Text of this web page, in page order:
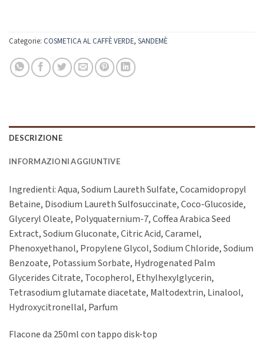
Categorie: COSMETICA AL CAFFÈ VERDE, SANDEMÈ
DESCRIZIONE
INFORMAZIONI AGGIUNTIVE
Ingredienti: Aqua, Sodium Laureth Sulfate, Cocamidopropyl
Betaine, Disodium Laureth Sulfosuccinate, Coco-Glucoside,
Glyceryl Oleate, Polyquaternium-7, Coffea Arabica Seed
Extract, Sodium Gluconate, Citric Acid, Caramel,
Phenoxyethanol, Propylene Glycol, Sodium Chloride, Sodium
Benzoate, Potassium Sorbate, Hydrogenated Palm
Glycerides Citrate, Tocopherol, Ethylhexylglycerin,
Tetrasodium glutamate diacetate, Maltodextrin, Linalool,
Hydroxycitronellal, Parfum
Flacone da 250ml con tappo disk-top